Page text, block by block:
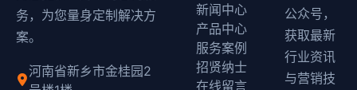
务，为您量身定制解决方
案。
河南省新乡市金桂园2
新闻中心
产品中心
服务案例
招贤纳士
在线留言
公众号，
获取最新
行业资讯
与营销技